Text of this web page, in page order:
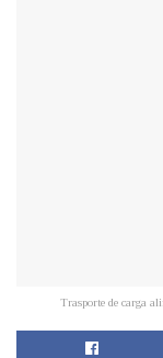
Trasporte de carga